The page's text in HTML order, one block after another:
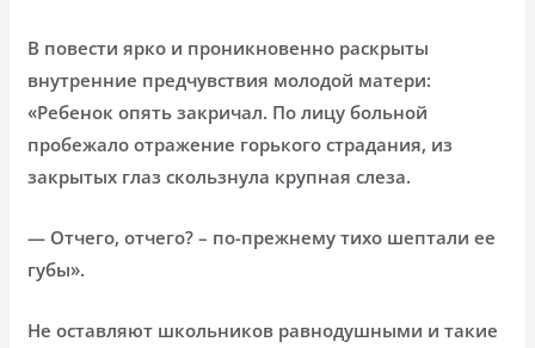
В повести ярко и проникновенно раскрыты
внутренние предчувствия молодой матери:
«Ребенок опять закричал. По лицу больной
пробежало отражение горького страдания, из
закрытых глаз скользнула крупная слеза.
— Отчего, отчего? – по-прежнему тихо шептали ее
губы».
Не оставляют школьников равнодушными и такие